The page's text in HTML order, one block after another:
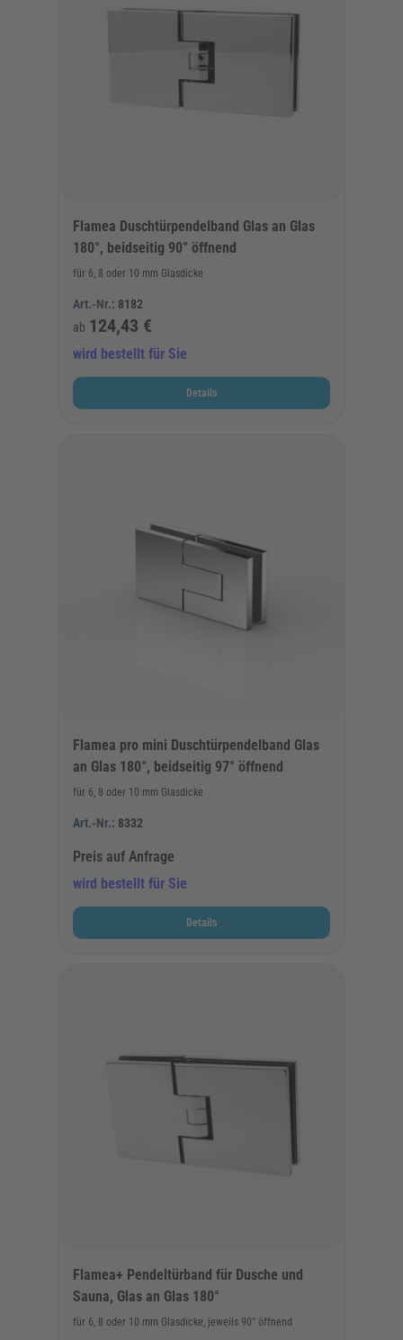
Flamea Duschtürpendelband Glas an Glas
180°, beidseitig 90° öffnend
für 6, 8 oder 10 mm Glasdicke
Art.-Nr.: 8182
ab 124,43 €
wird bestellt für Sie
Details
Flamea pro mini Duschtürpendelband Glas
an Glas 180°, beidseitig 97° öffnend
für 6, 8 oder 10 mm Glasdicke
Art.-Nr.: 8332
Preis auf Anfrage
wird bestellt für Sie
Details
Flamea+ Pendeltürband für Dusche und
Sauna, Glas an Glas 180°
für 6, 8 oder 10 mm Glasdicke, jeweils 90° öffnend